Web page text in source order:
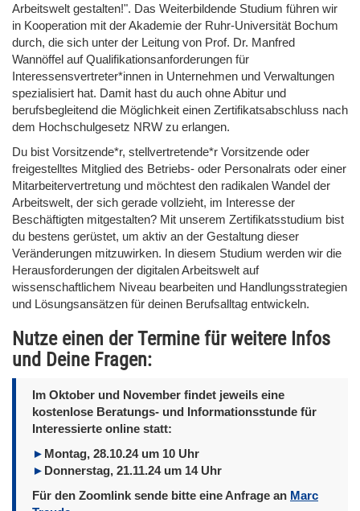
Arbeitswelt gestalten!". Das Weiterbildende Studium führen wir
in Kooperation mit der Akademie der Ruhr-Universität Bochum
durch, die sich unter der Leitung von Prof. Dr. Manfred
Wannöffel auf Qualifikationsanforderungen für
Interessensvertreter*innen in Unternehmen und Verwaltungen
spezialisiert hat. Damit hast du auch ohne Abitur und
berufsbegleitend die Möglichkeit einen Zertifikatsabschluss nach
dem Hochschulgesetz NRW zu erlangen.
Du bist Vorsitzende*r, stellvertretende*r Vorsitzende oder
freigestelltes Mitglied des Betriebs- oder Personalrats oder einer
Mitarbeitervertretung und möchtest den radikalen Wandel der
Arbeitswelt, der sich gerade vollzieht, im Interesse der
Beschäftigten mitgestalten? Mit unserem Zertifikatsstudium bist
du bestens gerüstet, um aktiv an der Gestaltung dieser
Veränderungen mitzuwirken. In diesem Studium werden wir die
Herausforderungen der digitalen Arbeitswelt auf
wissenschaftlichem Niveau bearbeiten und Handlungsstrategien
und Lösungsansätzen für deinen Berufsalltag entwickeln.
Nutze einen der Termine für weitere Infos
und Deine Fragen:
Im Oktober und November findet jeweils eine
kostenlose Beratungs- und Informationsstunde für
Interessierte online statt:
Montag, 28.10.24 um 10 Uhr
Donnerstag, 21.11.24 um 14 Uhr
Für den Zoomlink sende bitte eine Anfrage an Marc